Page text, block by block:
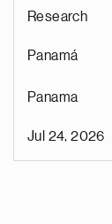
Research
Panamá
Panama
Jul 24, 2026